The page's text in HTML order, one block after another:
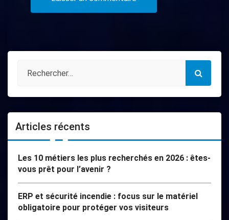
Articles récents
Les 10 métiers les plus recherchés en 2026 : êtes-
vous prêt pour l’avenir ?
ERP et sécurité incendie : focus sur le matériel
obligatoire pour protéger vos visiteurs